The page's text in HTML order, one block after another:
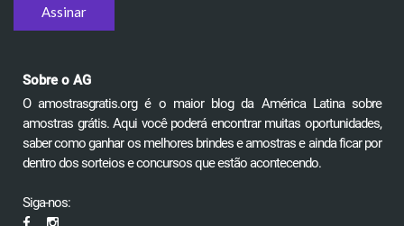
Sobre o AG
O amostrasgratis.org é o maior blog da América Latina sobre
amostras grátis. Aqui você poderá encontrar muitas oportunidades,
saber como ganhar os melhores brindes e amostras e ainda ficar por
dentro dos sorteios e concursos que estão acontecendo.
Siga-nos: